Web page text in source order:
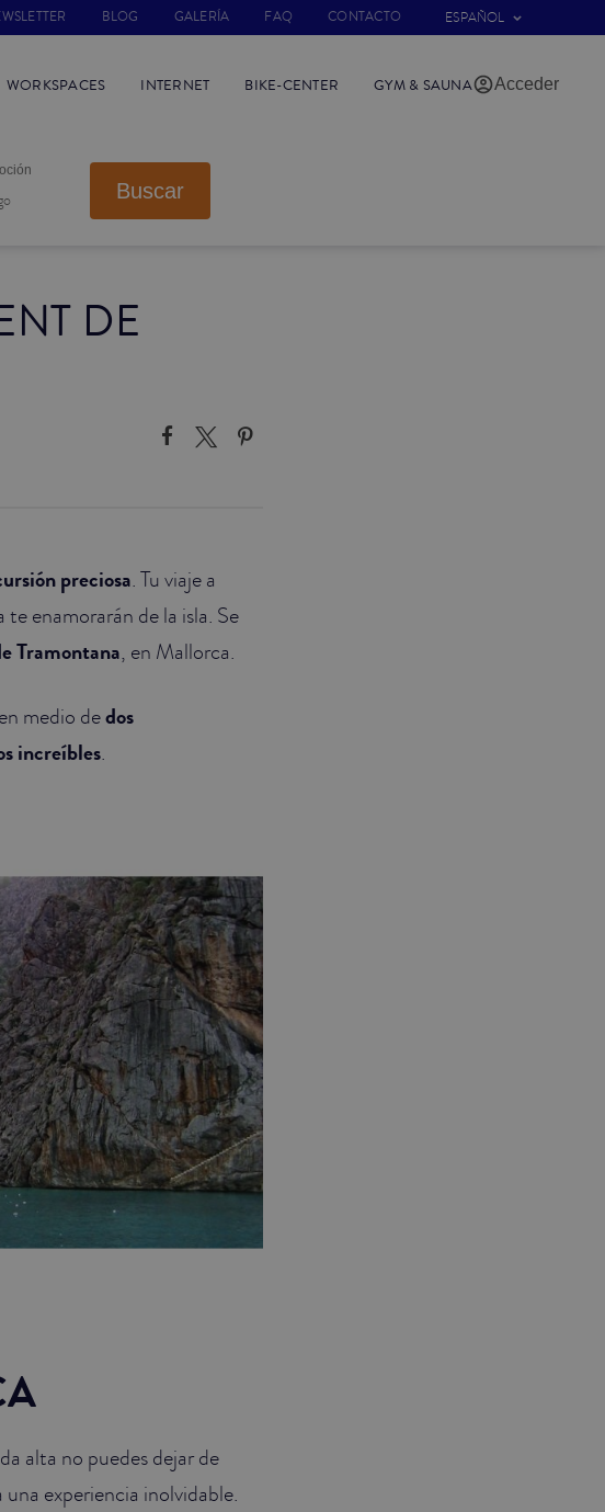
DE
preciosa. Tu viaje a
enamorarán de la isla. Se
Tramontana, en Mallorca.
medio dedos
increíbles.
alta no puedes dejar de
experiencia inolvidable.
BLOG GALERÍA FAQ CONTACTO ESPAÑOL
WORKSPACES INTERNET BIKE-CENTER GYM & SAUNA Acceder
Buscar